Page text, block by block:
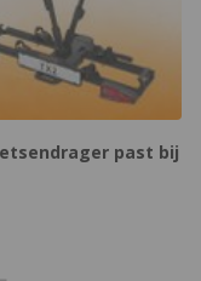
past bij